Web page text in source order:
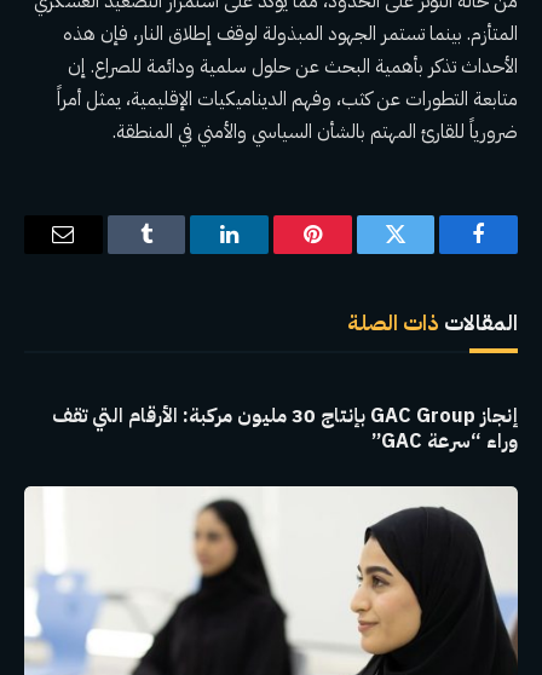
المتأزم. بينما تستمر الجهود المبذولة لوقف إطلاق النار، فإن هذه
الأحداث تذكر بأهمية البحث عن حلول سلمية ودائمة للصراع. إن
متابعة التطورات عن كثب، وفهم الديناميكيات الإقليمية، يمثل أمراً
ضرورياً للقارئ المهتم بالشأن السياسي والأمني في المنطقة.
فيسبوك تويتر بينتيريستلينكدإن Tumblr
البريد
المقالات ذات الصلة
إنجاز GAC Group بإنتاج 30 مليون مركبة: الأرقام التي تقف
وراء “سرعة GAC”